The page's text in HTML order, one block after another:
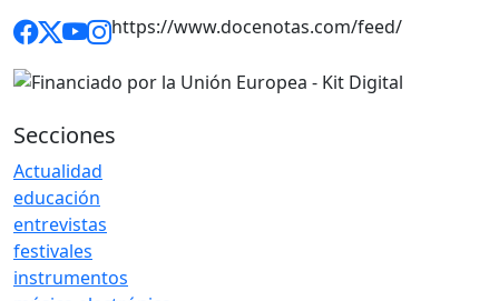
https://www.docenotas.com/feed/
Secciones
Actualidad
educación
entrevistas
festivales
instrumentos